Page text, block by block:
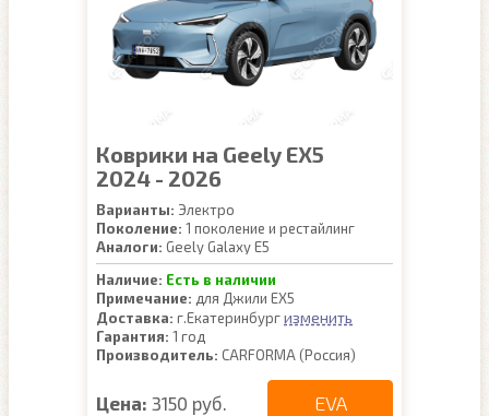
Коврики на Geely EX5
2024 - 2026
Варианты: Электро
Поколение: 1 поколение и рестайлинг
Аналоги: Geely Galaxy E5
Наличие: Есть в наличии
Примечание: для Джили ЕХ5
Доставка: г.Екатеринбургизменить
Гарантия: 1 год
Производитель: CARFORMA (Россия)
Цена: 3150 руб. EVA